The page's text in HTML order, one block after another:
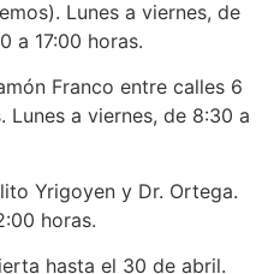
Lunes a viernes, de
a 17:00 horas.
Franco entre calles 6
Lunes a viernes, de 8:30 a
Yrigoyen y Dr. Ortega.
horas.
hasta el 30 de abril.